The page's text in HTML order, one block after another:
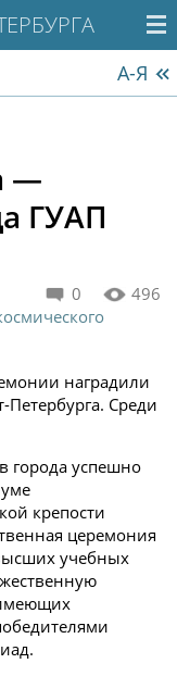
А-Я
—
ГУАП
0 496
наградили
Среди
города успешно
крепости
церемония
учебных